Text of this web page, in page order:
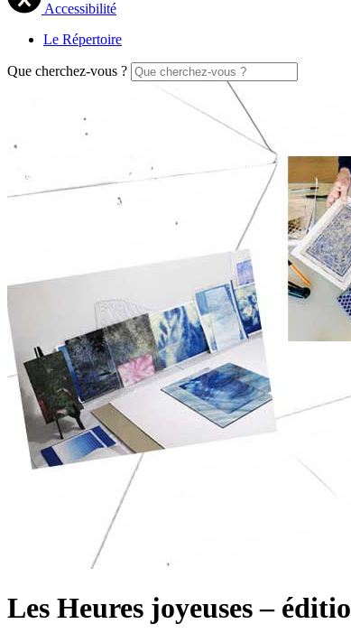
Accessibilité
Le Répertoire
Que cherchez-vous ?
Les Heures joyeuses –